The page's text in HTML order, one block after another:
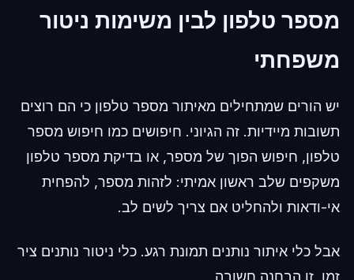
מספר טלפון לבין משימות ניטור
משפחתי
יש הורים שמתחילים מאיתור מספר טלפון כי הם רוצים
תשובות מיידיות. זה הגיוני. חיפושים כמו חיפוש מספר
טלפון, חיפוש הפוך של מספר, או בדיקת מספר טלפון
משקפים שלב ראשון אמיתי: לזהות מספר, להפחית
אי-ודאות ולהחליט אם צריך לשים לב.
אבל כלי איתור נותנים תמונת רגע. כלי ניטור נותנים ציר
זמן. זו הבחנה חשובה.